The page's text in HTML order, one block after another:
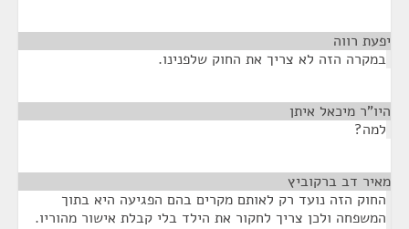
יפעת רווה
במקרה הזה לא צריך את החוק שלפנינו.
היו"ר מיכאל איתן
למה?
מאיר דב ברקוביץ
החוק הזה נועד רק לאותם מקרים בהם הפגיעה היא בתוך
המשפחה ולכן צריך לחקור את הילד בלי קבלת אישור מהוריו.